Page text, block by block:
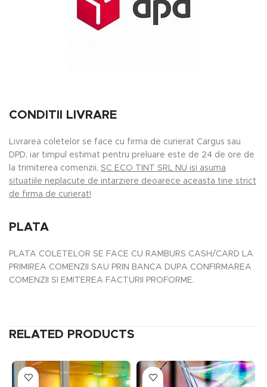
CONDITII LIVRARE
Livrarea coletelor se face cu firma de curierat Cargus sau
DPD, iar timpul estimat pentru preluare este de 24 de ore de
la trimiterea comenzii, SC ECO TINT SRL NU isi asuma
situatiile neplacute de intarziere deoarece aceasta tine strict
de firma de curierat!
PLATA
PLATA COLETELOR SE FACE CU RAMBURS CASH/CARD LA
PRIMIREA COMENZII SAU PRIN BANCA DUPA CONFIRMAREA
COMENZII SI EMITEREA FACTURII PROFORME.
RELATED PRODUCTS